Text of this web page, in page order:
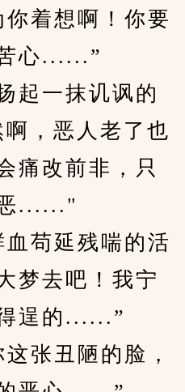
着想啊！你要
心......”
一抹讥讽的
，恶人老了也
痛改前非，只
......"
苟延残喘的活
梦去吧！我宁
逞的......”
张丑陋的脸，